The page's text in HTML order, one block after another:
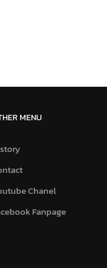
MENU
Chanel
Fanpage